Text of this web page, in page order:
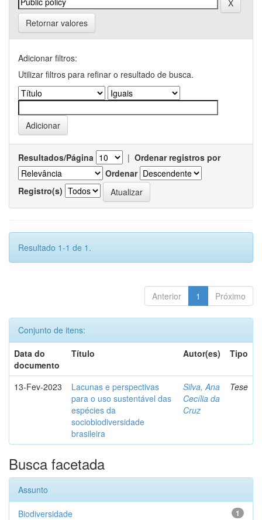
Retornar valores
Adicionar filtros:
Utilizar filtros para refinar o resultado de busca.
Resultados/Página | Ordenar registros por
Ordenar
Registro(s)
Resultado 1-1 de 1.
Anterior 1 Próximo
Conjunto de itens:
Data do
documento
Título Autor(es) Tipo
13-Fev-2023
Lacunas e perspectivas
para o uso sustentável das
espécies da
sociobiodiversidade
brasileira
Silva, Ana
Cecília da
Cruz
Tese
Busca facetada
Assunto
1
Biodiversidade